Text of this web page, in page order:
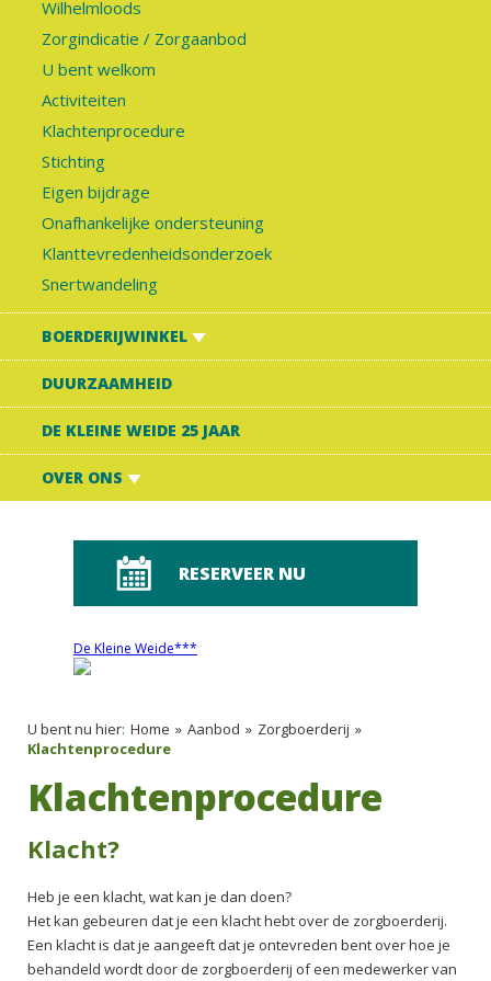
Wilhelmloods
Zorgindicatie / Zorgaanbod
U bent welkom
Activiteiten
Klachtenprocedure
Stichting
Eigen bijdrage
Onafhankelijke ondersteuning
Klanttevredenheidsonderzoek
Snertwandeling
BOERDERIJWINKEL
DUURZAAMHEID
DE KLEINE WEIDE 25 JAAR
OVER ONS
RESERVEER NU
De Kleine Weide***
U bent nu hier: Home » Aanbod » Zorgboerderij »
Klachtenprocedure
Klachtenprocedure
Klacht?
Heb je een klacht, wat kan je dan doen?
Het kan gebeuren dat je een klacht hebt over de zorgboerderij.
Een klacht is dat je aangeeft dat je ontevreden bent over hoe je
behandeld wordt door de zorgboerderij of een medewerker van